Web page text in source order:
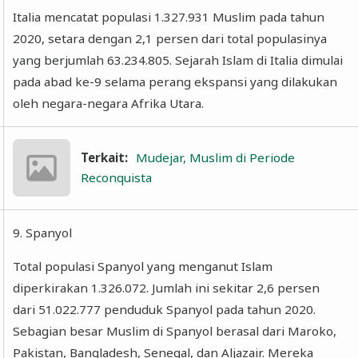
Italia mencatat populasi 1.327.931 Muslim pada tahun
2020, setara dengan 2,1 persen dari total populasinya
yang berjumlah 63.234.805. Sejarah Islam di Italia dimulai
pada abad ke-9 selama perang ekspansi yang dilakukan
oleh negara-negara Afrika Utara.
Terkait: Mudejar, Muslim di Periode
Reconquista
9. Spanyol
Total populasi Spanyol yang menganut Islam
diperkirakan 1.326.072. Jumlah ini sekitar 2,6 persen
dari 51.022.777 penduduk Spanyol pada tahun 2020.
Sebagian besar Muslim di Spanyol berasal dari Maroko,
Pakistan, Bangladesh, Senegal, dan Aljazair. Mereka